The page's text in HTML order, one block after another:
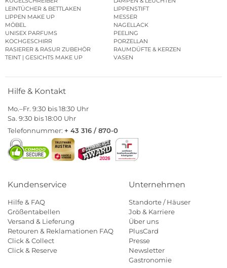
LEINTÜCHER & BETTLAKEN
LIPPENSTIFT
LIPPEN MAKE UP
MESSER
MÖBEL
NAGELLACK
UNISEX PARFUMS
PEELING
KOCHGESCHIRR
PORZELLAN
RASIERER & RASUR ZUBEHÖR
RAUMDÜFTE & KERZEN
TEINT | GESICHTS MAKE UP
VASEN
Hilfe & Kontakt
Mo.–Fr. 9:30 bis 18:30 Uhr
Sa. 9:30 bis 18:00 Uhr
Telefonnummer: + 43 316 / 870-0
Kundenservice
Hilfe & FAQ
Größentabellen
Versand & Lieferung
Retouren & Reklamationen FAQ
Click & Collect
Click & Reserve
Unternehmen
Standorte / Häuser
Job & Karriere
Über uns
PlusCard
Presse
Newsletter
Gastronomie